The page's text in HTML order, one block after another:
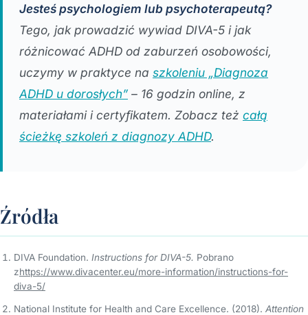
Jesteś psychologiem lub psychoterapeutą?
Tego, jak prowadzić wywiad DIVA-5 i jak
różnicować ADHD od zaburzeń osobowości,
uczymy w praktyce na szkoleniu „Diagnoza
ADHD u dorosłych” – 16 godzin online, z
materiałami i certyfikatem. Zobacz też całą
ścieżkę szkoleń z diagnozy ADHD.
Źródła
DIVA Foundation. Instructions for DIVA-5. Pobrano
zhttps://www.divacenter.eu/more-information/instructions-for-
diva-5/
National Institute for Health and Care Excellence. (2018). Attention